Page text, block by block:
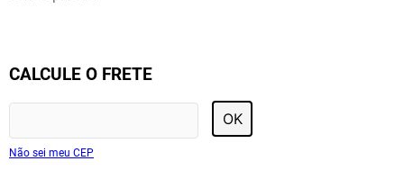
CALCULE O FRETE
OK
Não sei meu CEP